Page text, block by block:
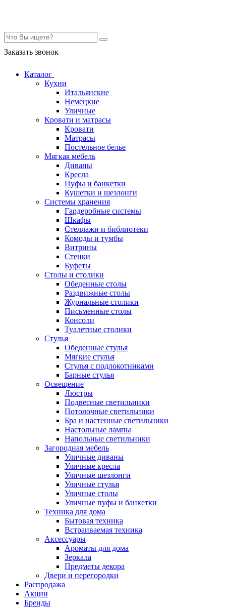
Заказать звонок
Каталог
Кухни
Итальянские
Немецкие
Уличные
Кровати и матрасы
Кровати
Матрасы
Постельное белье
Мягкая мебель
Диваны
Кресла
Пуфы и банкетки
Кушетки и шезлонги
Системы хранения
Гардеробные системы
Шкафы
Стеллажи и библиотеки
Комоды и тумбы
Витрины
Стенки
Буфеты
Столы и столики
Обеденные столы
Раздвижные столы
Журнальные столики
Письменные столы
Консоли
Туалетные столики
Стулья
Обеденные стулья
Мягкие стулья
Стулья с подлокотниками
Барные стулья
Освещение
Люстры
Подвесные светильники
Потолочные светильники
Бра и настенные светильники
Настольные лампы
Напольные светильники
Загородная мебель
Уличные диваны
Уличные кресла
Уличные шезлонги
Уличные стулья
Уличные столы
Уличные пуфы и банкетки
Техника для дома
Бытовая техника
Встраиваемая техника
Аксессуары
Ароматы для дома
Зеркала
Предметы декора
Двери и перегородки
Распродажа
Акции
Бренды